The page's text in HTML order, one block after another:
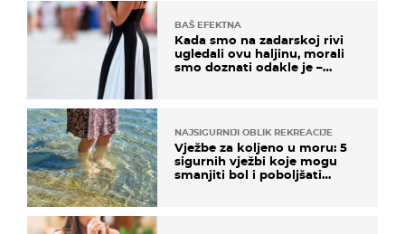
BAŠ EFEKTNA
Kada smo na zadarskoj rivi
ugledali ovu haljinu, morali
smo doznati odakle je –
NAJSIGURNIJI OBLIK REKREACIJE
Vježbe za koljeno u moru: 5
sigurnih vježbi koje mogu
smanjiti bol i poboljšati